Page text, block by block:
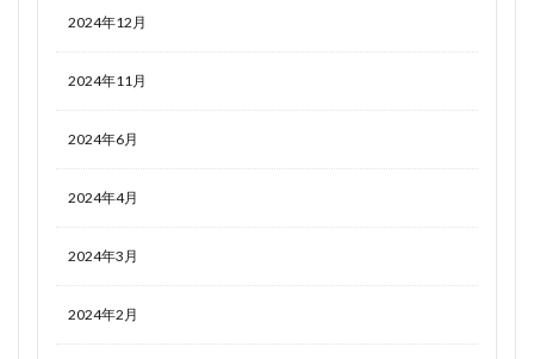
2024年12月
2024年11月
2024年6月
2024年4月
2024年3月
2024年2月